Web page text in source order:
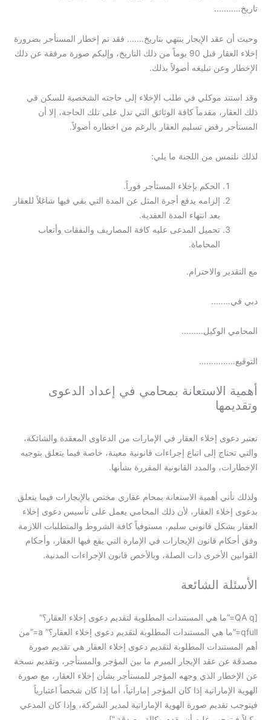
تاريخ………..
وحيث أن عقد الإيجار ينتهي بتاريخ……. فقد تم إخطار المستأجر بضرورة
إخلاء العقار قبل 90 يوماً من ذلك التاريخ، وإليكم صورة مرفقة عن ذلك
الإخطار وعن تبليغه أصولاً بذلك.
وقد استند موكلي في طلب الإخلاء إلى حاجته الشخصية للسكن في
ذلك العقار، مقدماً كافة الوثائق التي تدل على تلك الحاجة، إلا أن
المستأجر رفض تسليم العقار بالرغم من اخطاره أصولاً.
لذلك نلتمس من اللجنة ما يلي:
الحكم بإخلاء المستأجر فوراً.
إلزامه يدفع أجرة المثل عن المدة التي بقي فيها شاغلاً للعقار
بعد انتهاء المدة العقدية.
تحميل المدعى عليه كافة المصاريف والنفقات وأتعاب
المحاماة.
مع التقدير والاحترام.
دبي في……..
المحامي الوكيل………
التوقيع……………
أهمية الاستعانة بمحامي في إعداد الدعوى
وتقديمها
تعتبر دعوى إخلاء العقار في الإمارات من الدعاوى المعقدة والشائكة،
والتي تحتاج إلى اتباع إجراءات قانونية معينة، خاصة فيما يتعلق بتوجيه
الإخطارات، والمدد القانونية المقررة بشأنها.
ولذلك تأتي أهمية الاستعانة بمحام عقاري مختص بالإيجارات فيما يتعلق
بدعوى إخلاء العقار، لأن ذلك المحامي يعمل على تأسيس دعوى إخلاء
العقار بشكل قانوني سليم، مستوفياً كافة الشروط والمتطلبات اللازمة
وفق أحكام قانون الإيجارات في الإمارة التي يقع فيها العقار، وأحكام
القوانين الأخرى ذات الصلة، وبالأخص قانون الإجراءات المدنية.
الأسئلة الشائعة
[QA q=”ما هي المستندات المطلوبة لتقديم دعوى إخلاء العقار؟”
qfull=”ما هي المستندات المطلوبة لتقديم دعوى إخلاء العقار؟” a=”من
أهم المستندات المطلوبة لتقديم دعوى إخلاء العقار هي تقديم صورة
مصدقة عن عقد الإيجار المبرم ما بين المؤجر والمستأجر، وتقديم نسخة
عن الإخطار الذي وجهه المؤجر للمستأجر بشأن إخلاء العقار، مع صورة
الهوية الإماراتية إذا كان المؤجر إماراتياً، أما إذا كان شخصاً اعتبارياً
فيتوجب تقديم صورة الهوية الإماراتية لمدير الشركة، وإذا كان المدعي